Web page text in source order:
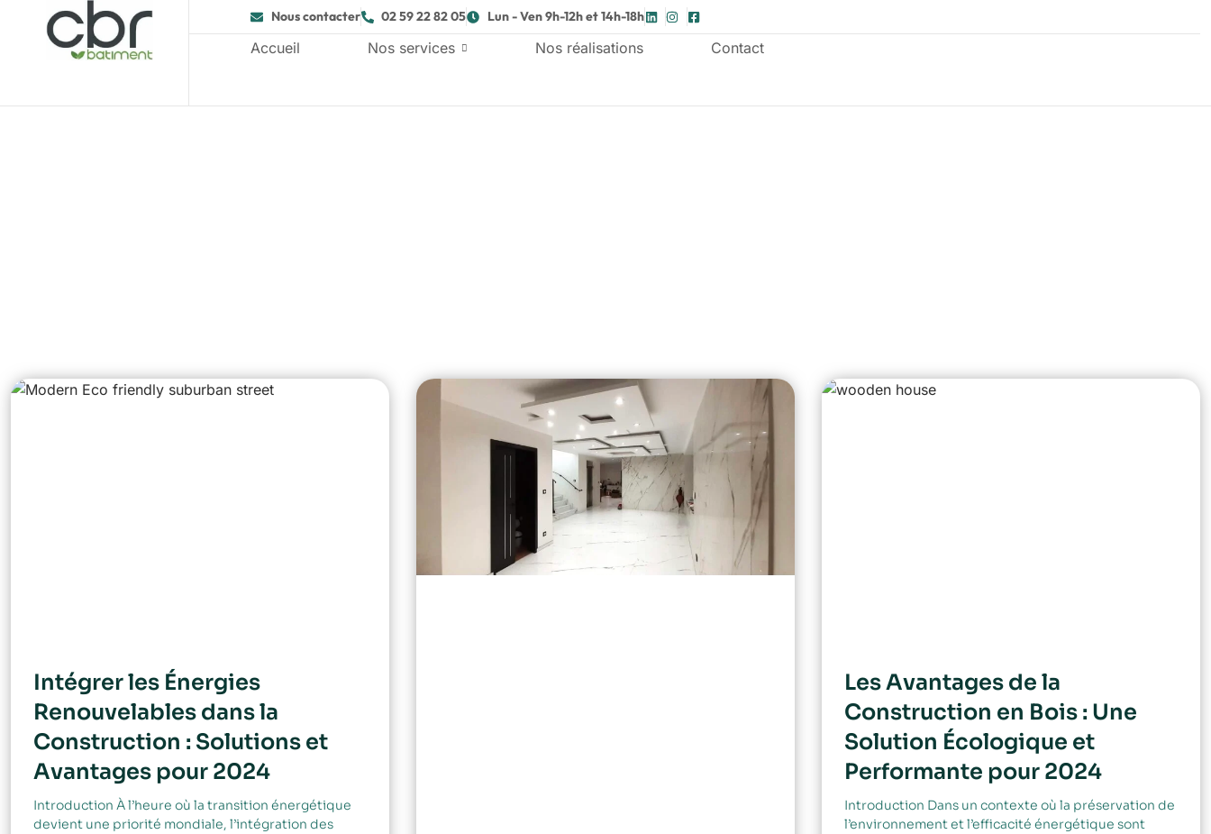
Nous contacter 02 59 22 82 05 Lun - Ven 9h-12h et 14h-18h
Accueil Nos services Nos réalisations Contact
Intégrer les Énergies
Renouvelables dans la
Construction : Solutions et
Avantages pour 2024
Introduction À l’heure où la transition énergétique
devient une priorité mondiale, l’intégration des
Les Avantages de la
Construction en Bois : Une
Solution Écologique et
Performante pour 2024
Introduction Dans un contexte où la préservation de
l’environnement et l’efficacité énergétique sont